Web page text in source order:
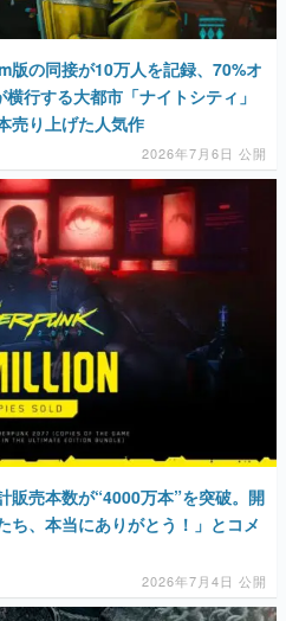
版の同接が10万人を記録、70%オ
行する大都市「ナイトシティ」
売り上げた人気作
2026年7月6日 公開
販売本数が“4000万本”を突破。開
ち、本当にありがとう！」とコメ
2026年7月4日 公開